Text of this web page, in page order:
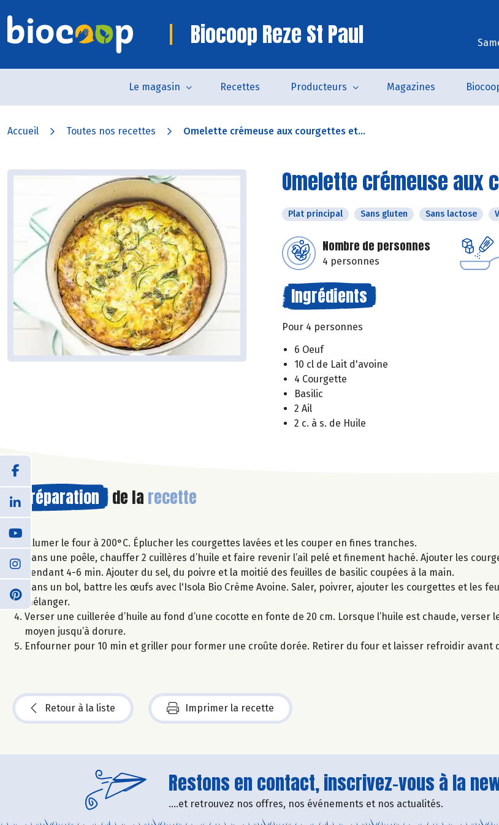
Biocoop Reze St Paul
Le magasin Recettes Producteurs Magazines
Accueil Toutes nos recettes Omelette crémeuse aux courgettes et...
Omelette crémeuse aux
Plat principal Sans gluten Sans lactose
Nombre de personnes
4 personnes
Ingrédients
Pour 4 personnes
6 Oeuf
10 cl de Lait d'avoine
4 Courgette
Basilic
2 Ail
2 c. à s. de Huile
Préparation de la recette
Allumer le four à 200°C. Éplucher les courgettes lavées et les couper en fines tranches.
Dans une poêle, chauffer 2 cuillères d’huile et faire revenir l’ail pelé et finement haché. Ajouter les
pendant 4-6 min. Ajouter du sel, du poivre et la moitié des feuilles de basilic coupées à la main.
Dans un bol, battre les œufs avec l'Isola Bio Crème Avoine. Saler, poivrer, ajouter les courgettes et les
mélanger.
Verser une cuillerée d’huile au fond d’une cocotte en fonte de 20 cm. Lorsque l’huile est chaude, verser
moyen jusqu’à dorure.
Enfourner pour 10 min et griller pour former une croûte dorée. Retirer du four et laisser refroidir avant
Retour à la liste Imprimer la recette
Restons en contact, inscrivez-vous à la
....et retrouvez nos offres, nos événements et nos actualités.